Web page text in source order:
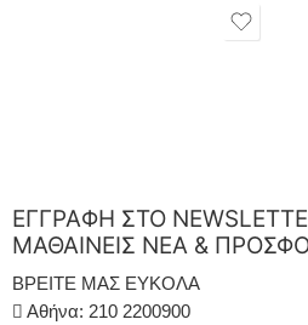
ΕΓΓΡΑΦΗ ΣΤΟ
ΜΑΘΑΙΝΕΙΣ ΝΕΑ &
ΒΡΕΙΤΕ ΜΑΣ ΕΥΚΟΛΑ
Αθήνα: 210 2200900